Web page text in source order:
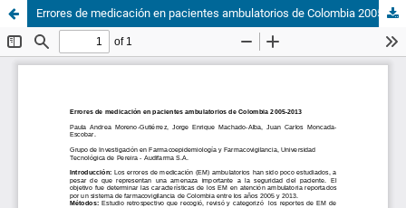
Errores de medicación en pacientes ambulatorios de Colombia 2005-2013